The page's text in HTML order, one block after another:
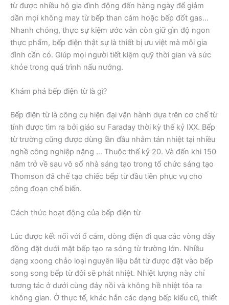
từ được nhiều hộ gia đình động đến hàng ngày để giảm
dần mọi không may từ bếp than cám hoặc bếp đốt gas…
Nhanh chóng, thực sự kiệm ước vẫn còn giữ gìn độ ngon
thực phẩm, bếp điện thật sự là thiết bị ưu việt mà mỗi gia
đình cần có. Giúp mọi người tiết kiệm quỹ thời gian và sức
khỏe trong quá trình nấu nướng.
Khám phá bếp điện từ là gì?
Bếp điện từ là công cụ hiện đại vận hành dựa trên cơ chế từ
tính được tìm ra bởi giáo sư Faraday thời kỳ thế kỷ IXX. Bếp
từ trường cũng được dùng lần đầu nhằm tản nhiệt tại nhiều
nghề công nghiệp nặng … Thuộc thế kỷ 20. Và đến khi 150
năm trở về sau vô số nhà sáng tạo trong tổ chức sáng tạo
Thomson đã chế tạo chiếc bếp từ đầu tiên phục vụ cho
công đoạn chế biến.
Cách thức hoạt động của bếp điện từ
Lúc được kết nối với ổ cắm, dòng điện đi qua các vòng dây
đồng đặt dưới mặt bếp tạo ra sóng từ trường lớn. Nhiều
dạng xoong chảo loại nguyên liệu bắt từ được đặt vào bếp
song song bếp từ đôi sẽ phát nhiệt. Nhiệt lượng này chỉ
tương tác ở dưới cùng đáy nồi và không hề nhiệt tỏa ra
không gian. Ở thực tế, khác hẳn các dạng bếp kiểu cũ, thiết